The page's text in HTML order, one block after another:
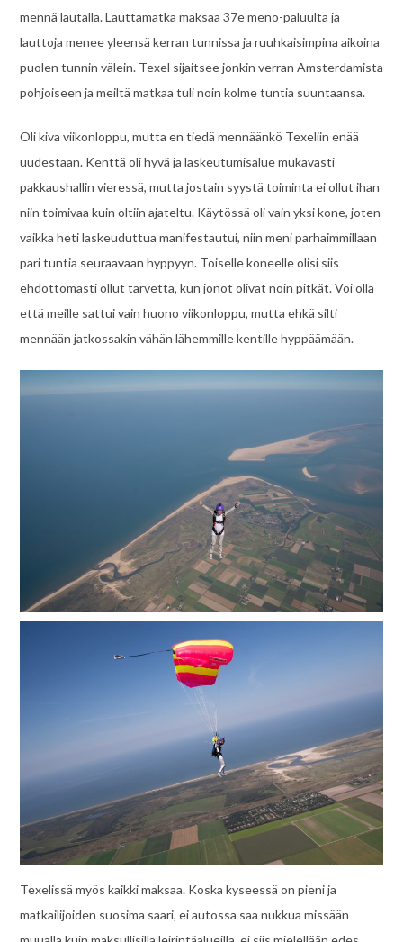
mennä lautalla. Lauttamatka maksaa 37e meno-paluulta ja
lauttoja menee yleensä kerran tunnissa ja ruuhkaisimpina aikoina
puolen tunnin välein. Texel sijaitsee jonkin verran Amsterdamista
pohjoiseen ja meiltä matkaa tuli noin kolme tuntia suuntaansa.
Oli kiva viikonloppu, mutta en tiedä mennäänkö Texeliin enää
uudestaan. Kenttä oli hyvä ja laskeutumisalue mukavasti
pakkaushallin vieressä, mutta jostain syystä toiminta ei ollut ihan
niin toimivaa kuin oltiin ajateltu. Käytössä oli vain yksi kone, joten
vaikka heti laskeuduttua manifestautui, niin meni parhaimmillaan
pari tuntia seuraavaan hyppyyn. Toiselle koneelle olisi siis
ehdottomasti ollut tarvetta, kun jonot olivat noin pitkät. Voi olla
että meille sattui vain huono viikonloppu, mutta ehkä silti
mennään jatkossakin vähän lähemmille kentille hyppäämään.
Texelissä myös kaikki maksaa. Koska kyseessä on pieni ja
matkailijoiden suosima saari, ei autossa saa nukkua missään